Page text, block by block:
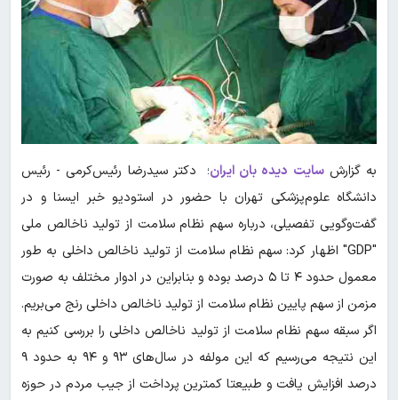
به گزارشسایت دیده بان ایران؛ دکتر سیدرضا رئیس‌کرمی - رئیس
دانشگاه علوم‌پزشکی تهران با حضور در استودیو خبر ایسنا و در
گفت‌وگویی تفصیلی، درباره سهم نظام سلامت از تولید ناخالص ملی
"GDP" اظهار کرد: سهم نظام سلامت از تولید ناخالص داخلی به طور
معمول حدود ۴ تا ۵ درصد بوده و بنابراین در ادوار مختلف به صورت
مزمن از سهم پایین نظام سلامت از تولید ناخالص داخلی رنج می‌بریم.
اگر سبقه سهم نظام سلامت از تولید ناخالص داخلی را بررسی کنیم به
این نتیجه می‌رسیم که این مولفه در سال‌های ۹۳ و ۹۴ به حدود ۹
درصد افزایش یافت و طبیعتا کمترین پرداخت از جیب مردم در حوزه